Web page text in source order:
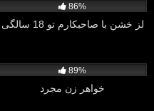
86%
لز خشن با صاحبکارم تو 18 سالگی
89%
خواهر زن مجرد